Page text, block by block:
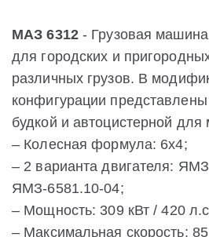
МАЗ 6312- Грузовая
для городских и
различных грузов. В
конфигурации представлены
будкой и автоцистерной
– Колесная формула: 6x4;
– 2 варианта двигателя:
ЯМЗ-6581.10-04;
– Мощность: 309 кВт / 420
– Максимальная скорость: